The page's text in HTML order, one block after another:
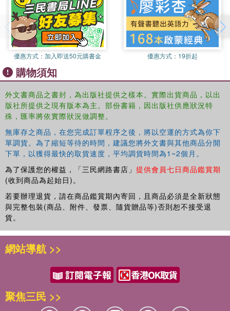
phototherapy units to stand at the forefront of this burgeoning
dermatological subject.
優惠方式： 加入即送50元購書金 優惠方式： 19折起
購物須知
外文書商品之書封，為出版社提供之樣本。實際出貨商品，以出
版社所提供之現有版本為主。部份書籍，因出版社供應狀況特
殊，匯率將依實際狀況做調整。
無庫存之商品，在您完成訂單程序之後，將以空運的方式為你下
單調貨。為了縮短等待的時間，建議您將外文書與其他商品分開
下單，以獲得最快的取貨速度，平均調貨時間為1~2個月。
為了保護您的權益，「三民網路書店」 提供會員七日商品鑑賞期
(收到商品為起始日)。
若要辦理退貨，請在商品鑑賞期內寄回，且商品必須是全新狀態
與完整包裝(商品、附件、發票、隨貨贈品等)否則恕不接受退
貨。
網站導航 >>
聚焦三民 >>